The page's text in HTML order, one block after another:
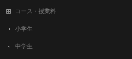
コース・授業料
小学生
中学生